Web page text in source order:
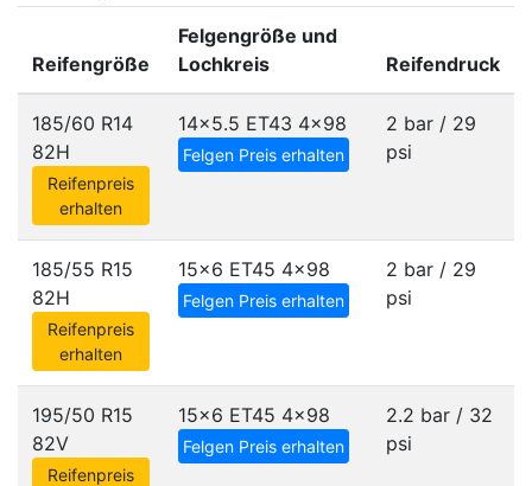
Reifengröße
Felgengröße und
Lochkreis
Reifendruck
185/60 R14
82H
Reifenpreis
erhalten
14x5.5 ET43 4x98
Felgen Preis erhalten
2 bar / 29
psi
185/55 R15
82H
Reifenpreis
erhalten
15x6 ET45 4x98
Felgen Preis erhalten
2 bar / 29
psi
195/50 R15
82V
Reifenpreis
15x6 ET45 4x98
Felgen Preis erhalten
2.2 bar / 32
psi